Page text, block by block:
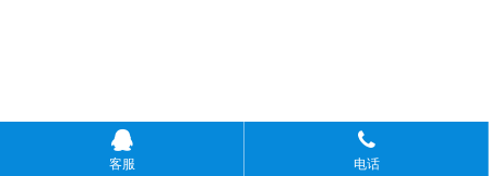
客服 电话